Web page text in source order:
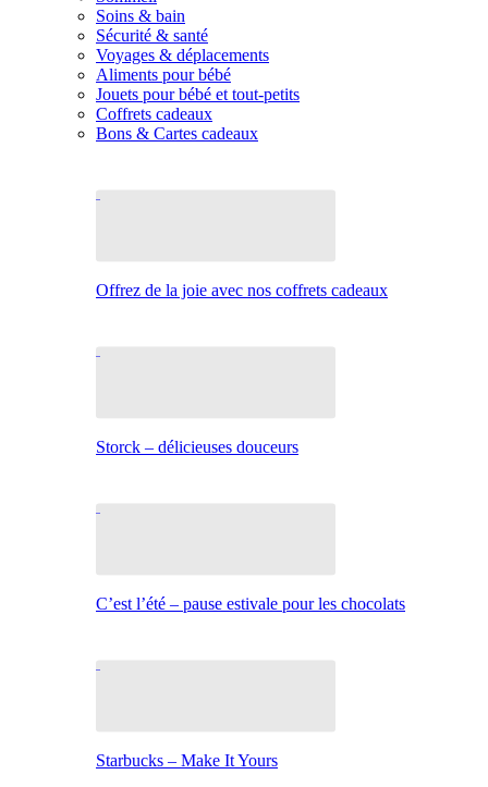
Soins & bain
Sécurité & santé
Voyages & déplacements
Aliments pour bébé
Jouets pour bébé et tout-petits
Coffrets cadeaux
Bons & Cartes cadeaux
Offrez de la joie avec nos coffrets cadeaux
Storck – délicieuses douceurs
C’est l’été – pause estivale pour les chocolats
Starbucks – Make It Yours